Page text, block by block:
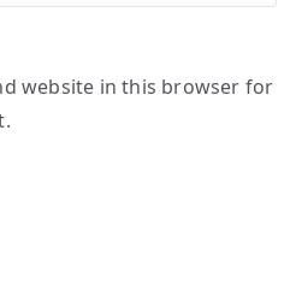
website in this browser for